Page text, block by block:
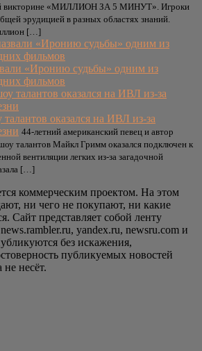
викторине «МИЛЛИОН ЗА 5 МИНУТ». Игроки
эрудицией в разных областях знаний.
[…]
«Иронию судьбы» одним из
фильмов
оказался на ИВЛ из-за
44-летний американский певец и автор
талантов Майкл Гримм оказался подключен к
вентиляции легких из-за загадочной
[…]
коммерческим проектом. На этом
ни чего не покупают, ни какие
Сайт представляет собой ленту
yandex.ru, newsru.com и
без искажения,
публикуемых новостей
несёт.